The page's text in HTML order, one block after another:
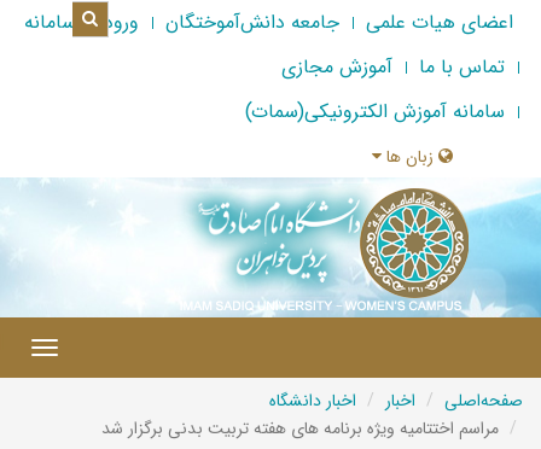
اعضای هیات علمی جامعه دانش‌آموختگان
ورود به سامانه
تماس با ما
آموزش مجازی
سامانه آموزش الکترونیکی(سمات)
زبان ها
صفحه‌اصلی اخبار
اخبار دانشگاه
مراسم اختتامیه ویژه برنامه های هفته تربیت بدنی برگزار شد